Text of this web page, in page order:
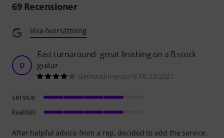
69Recensioner
Visa översättning
D
Fast turnaround- great finishing on a B stock
guitar
damondimento78 18.03.2021
After helpful advice from a rep, decided to add the service.
service
kvalitet